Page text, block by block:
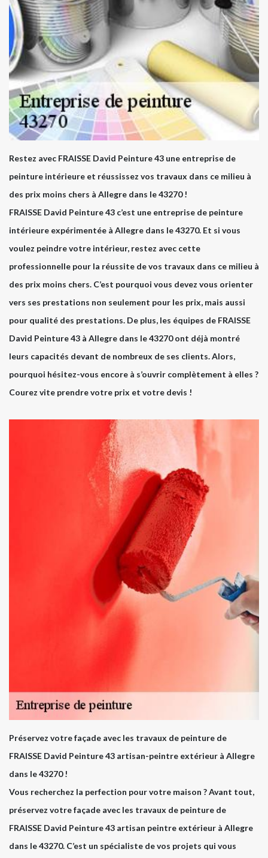
Restez avec FRAISSE David Peinture 43 une entreprise de
peinture intérieure et réussissez vos travaux dans ce milieu à
des prix moins chers à Allegre dans le 43270 !
FRAISSE David Peinture 43 c’est une entreprise de peinture
intérieure expérimentée à Allegre dans le 43270. Et si vous
voulez peindre votre intérieur, restez avec cette
professionnelle pour la réussite de vos travaux dans ce milieu à
des prix moins chers. C’est pourquoi vous devez vous orienter
vers ses prestations non seulement pour les prix, mais aussi
pour qualité des prestations. De plus, les équipes de FRAISSE
David Peinture 43 à Allegre dans le 43270 ont déjà montré
leurs capacités devant de nombreux de ses clients. Alors,
pourquoi hésitez-vous encore à s’ouvrir complètement à elles ?
Courez vite prendre votre prix et votre devis !
Préservez votre façade avec les travaux de peinture de
FRAISSE David Peinture 43 artisan-peintre extérieur à Allegre
dans le 43270 !
Vous recherchez la perfection pour votre maison ? Avant tout,
préservez votre façade avec les travaux de peinture de
FRAISSE David Peinture 43 artisan peintre extérieur à Allegre
dans le 43270. C’est un spécialiste de vos projets qui vous